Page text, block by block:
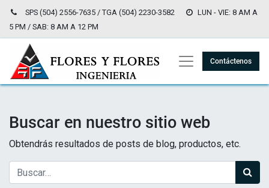
SPS (504) 2556-7635 / TGA (504) 2230-3582
LUN - VIE: 8 AM A
5 PM / SAB: 8 AM A 12 PM
Contáctenos
Buscar en nuestro sitio web
Obtendrás resultados de posts de blog, productos, etc.